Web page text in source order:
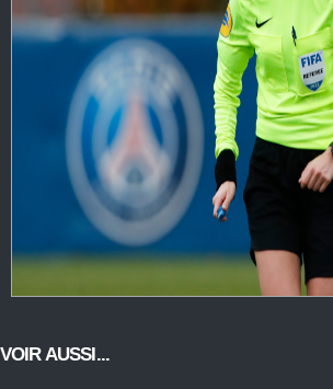
VOIR AUSSI...